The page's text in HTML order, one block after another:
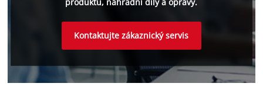
Kontaktujte zákaznický servis